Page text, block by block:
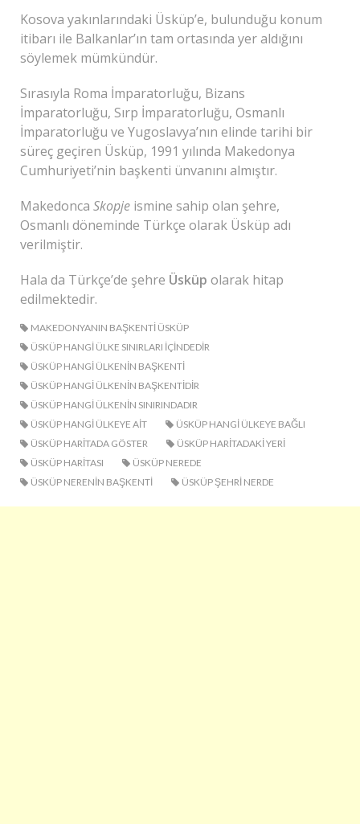
Kosova yakınlarındaki Üsküp’e, bulunduğu konum
itibarı ile Balkanlar’ın tam ortasında yer aldığını
söylemek mümkündür.
Sırasıyla Roma İmparatorluğu, Bizans
İmparatorluğu, Sırp İmparatorluğu, Osmanlı
İmparatorluğu ve Yugoslavya’nın elinde tarihi bir
süreç geçiren Üsküp, 1991 yılında Makedonya
Cumhuriyeti’nin başkenti ünvanını almıştır.
Makedonca Skopje ismine sahip olan şehre,
Osmanlı döneminde Türkçe olarak Üsküp adı
verilmiştir.
Hala da Türkçe’de şehre Üsküp olarak hitap
edilmektedir.
MAKEDONYANIN BAŞKENTI ÜSKÜP
ÜSKÜP HANGI ÜLKE SINIRLARI IÇINDEDIR
ÜSKÜP HANGI ÜLKENIN BAŞKENTI
ÜSKÜP HANGI ÜLKENIN BAŞKENTIDIR
ÜSKÜP HANGI ÜLKENIN SINIRINDADIR
ÜSKÜP HANGI ÜLKEYE AIT
ÜSKÜP HANGI ÜLKEYE BAĞLI
ÜSKÜP HARITADA GÖSTER
ÜSKÜP HARITADAKI YERI
ÜSKÜP HARITASI
ÜSKÜP NEREDE
ÜSKÜP NERENIN BAŞKENTI
ÜSKÜP ŞEHRI NERDE